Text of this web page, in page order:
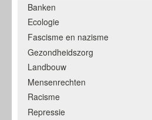
Banken
Ecologie
Fascisme en nazisme
Gezondheidszorg
Landbouw
Mensenrechten
Racisme
Repressie